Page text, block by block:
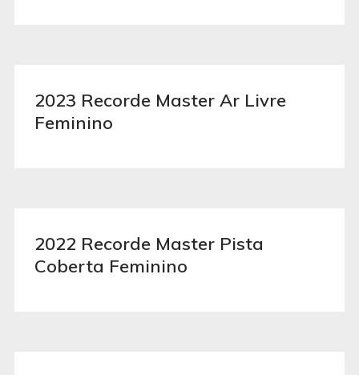
2023 Recorde Master Ar Livre
Feminino
2022 Recorde Master Pista
Coberta Feminino